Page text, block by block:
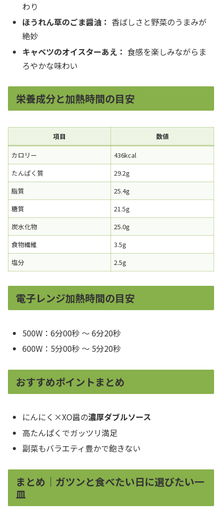
わり
ほうれん草のごま醤油： 香ばしさと野菜のうまみが
絶妙
キャベツのオイスターあえ： 食感を楽しみながらま
ろやかな味わい
栄養成分と加熱時間の目安
項目
数値
カロリー
436kcal
たんぱく質
29.2g
脂質
25.4g
糖質
21.5g
炭水化物
25.0g
食物繊維
3.5g
塩分
2.5g
電子レンジ加熱時間の目安
500W：6分00秒 ～ 6分20秒
600W：5分00秒 ～ 5分20秒
おすすめポイントまとめ
にんにく×XO醤の濃厚ダブルソース
高たんぱくでガッツリ満足
副菜もバラエティ豊かで飽きない
まとめ｜ガツンと食べたい日に選びたい一
皿